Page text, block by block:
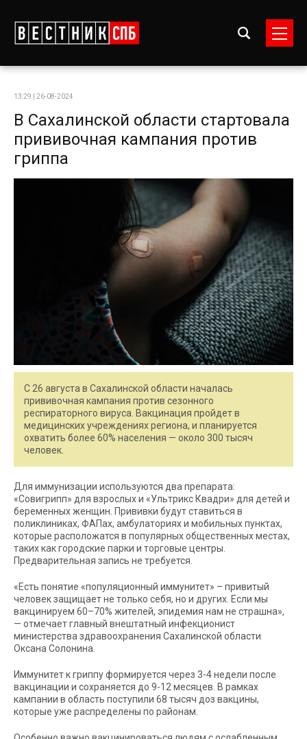
13:29 | 26-08-2024
В Сахалинской области стартовала
прививочная кампания против
гриппа
С 26 августа в Сахалинской области началась
прививочная кампания против сезонного
респираторного вируса. Вакцинация пройдет в
медицинских учреждениях региона, и планируется
охватить более 60% населения — около 300 тысяч
человек.
Для иммунизации используются два препарата:
«Совигрипп» для взрослых и «Ультрикс Квадри» для детей и
беременных женщин. Прививки будут ставиться в
поликлиниках, ФАПах, амбулаториях и мобильных пунктах,
которые расположатся в популярных общественных местах,
таких как городские парки и торговые центры.
Предварительная запись не требуется.
«Есть понятие «популяционный иммунитет» – привитый
человек защищает не только себя, но и других. Если мы
вакцинируем 60–70% жителей, эпидемия нам не страшна»,
— отмечает главный внештатный инфекционист
министерства здравоохранения Сахалинской области
Оксана Солонина.
Иммунитет к гриппу формируется через 3-4 недели после
вакцинации и сохраняется до 9-12 месяцев. В рамках
кампании в область поступили 68 тысяч доз вакцины,
которые уже распределены по районам.